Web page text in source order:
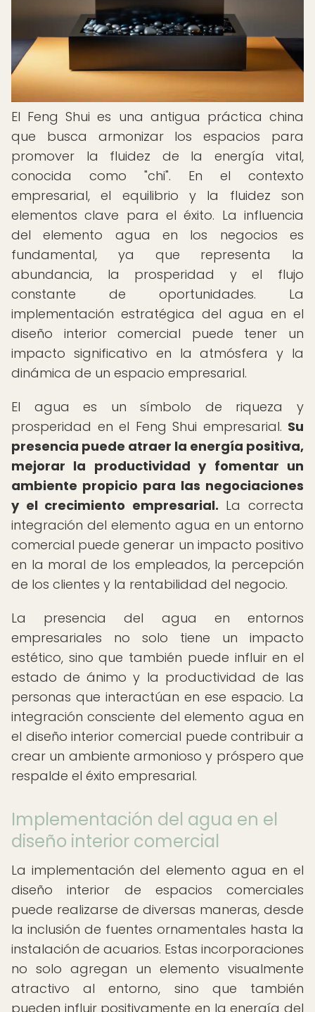
El Feng Shui es una antigua práctica china
que busca armonizar los espacios para
promover la fluidez de la energía vital,
conocida como "chi". En el contexto
empresarial, el equilibrio y la fluidez son
elementos clave para el éxito. La influencia
del elemento agua en los negocios es
fundamental, ya que representa la
abundancia, la prosperidad y el flujo
constante de oportunidades. La
implementación estratégica del agua en el
diseño interior comercial puede tener un
impacto significativo en la atmósfera y la
dinámica de un espacio empresarial.
El agua es un símbolo de riqueza y
prosperidad en el Feng Shui empresarial. Su
presencia puede atraer la energía positiva,
mejorar la productividad y fomentar un
ambiente propicio para las negociaciones
y el crecimiento empresarial. La correcta
integración del elemento agua en un entorno
comercial puede generar un impacto positivo
en la moral de los empleados, la percepción
de los clientes y la rentabilidad del negocio.
La presencia del agua en entornos
empresariales no solo tiene un impacto
estético, sino que también puede influir en el
estado de ánimo y la productividad de las
personas que interactúan en ese espacio. La
integración consciente del elemento agua en
el diseño interior comercial puede contribuir a
crear un ambiente armonioso y próspero que
respalde el éxito empresarial.
Implementación del agua en el
diseño interior comercial
La implementación del elemento agua en el
diseño interior de espacios comerciales
puede realizarse de diversas maneras, desde
la inclusión de fuentes ornamentales hasta la
instalación de acuarios. Estas incorporaciones
no solo agregan un elemento visualmente
atractivo al entorno, sino que también
pueden influir positivamente en la energía del